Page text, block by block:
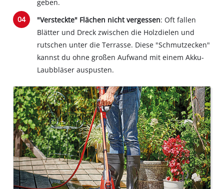
geben.
"Versteckte" Flächen nicht vergessen: Oft fallen
Blätter und Dreck zwischen die Holzdielen und
rutschen unter die Terrasse. Diese "Schmutzecken"
kannst du ohne großen Aufwand mit einem Akku-
Laubbläser auspusten.